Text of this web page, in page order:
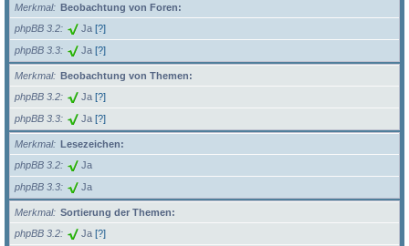
Merkmal
Beobachtung von Foren:
phpBB 3.2
Ja [?]
phpBB 3.3 Ja [?]
Merkmal
Beobachtung von Themen:
phpBB 3.2
Ja [?]
phpBB 3.3 Ja [?]
Merkmal
Lesezeichen:
phpBB 3.2
Ja
phpBB 3.3 Ja
Merkmal
Sortierung der Themen:
phpBB 3.2
Ja [?]